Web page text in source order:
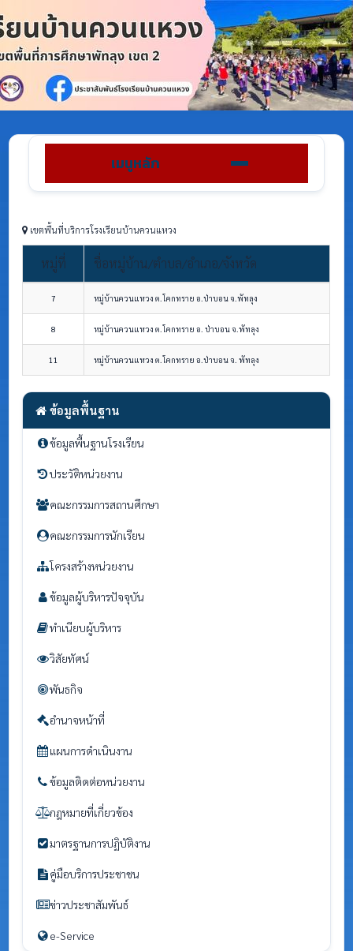
เมนูหลัก
ข้อมูลพื้นฐาน
ข้อมูลพื้นฐานโรงเรียน
ประวัติหน่วยงาน
คณะกรรมการสถานศึกษา
คณะกรรมการนักเรียน
โครงสร้างหน่วยงาน
ข้อมูลผู้บริหารปัจจุบัน
ทำเนียบผู้บริหาร
วิสัยทัศน์
พันธกิจ
อำนาจหน้าที่
แผนการดำเนินงาน
ข้อมูลติดต่อหน่วยงาน
กฎหมายที่เกี่ยวข้อง
มาตรฐานการปฏิบัติงาน
คู่มือบริการประชาชน
ข่าวประชาสัมพันธ์
e-Service
เขตพื้นที่บริการโรงเรียนบ้านควนแหวง
หมู่ที่ ชื่อหมู่บ้าน/ตำบล/อำเภอ/จังหวัด
7 หมู่บ้านควนแหวง ต.โคกทราย อ.ป่าบอน จ.พัทลุง
8 หมู่บ้านควนแหวง ต.โคกทราย อ. ป่าบอน จ.พัทลุง
11 หมู่บ้านควนแหวง ต.โคกทราย อ.ป่าบอน จ. พัทลุง